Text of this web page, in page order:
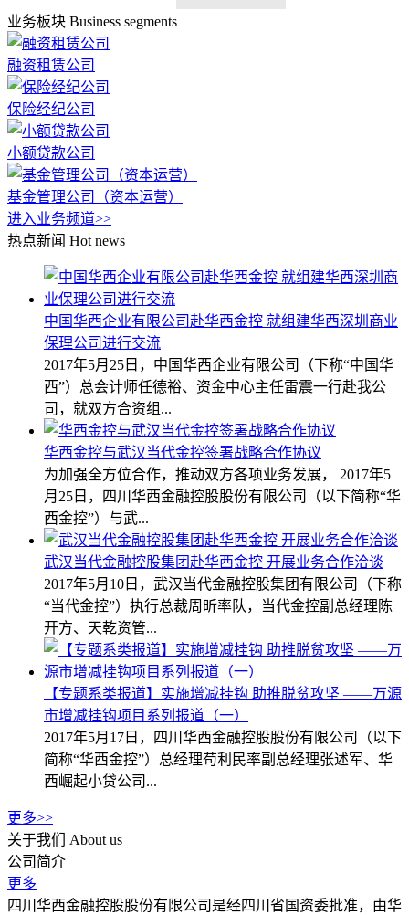
业务板块 Business segments
融资租赁公司
保险经纪公司
小额贷款公司
基金管理公司（资本运营）
进入业务频道>>
热点新闻 Hot news
中国华西企业有限公司赴华西金控 就组建华西深圳商业
保理公司进行交流
2017年5月25日，中国华西企业有限公司（下称“中国华
西”）总会计师任德裕、资金中心主任雷震一行赴我公
司，就双方合资组...
华西金控与武汉当代金控签署战略合作协议
为加强全方位合作，推动双方各项业务发展， 2017年5
月25日，四川华西金融控股股份有限公司（以下简称“华
西金控”）与武...
武汉当代金融控股集团赴华西金控 开展业务合作洽谈
2017年5月10日，武汉当代金融控股集团有限公司（下称
“当代金控”）执行总裁周昕率队，当代金控副总经理陈
开方、天乾资管...
【专题系类报道】实施增减挂钩 助推脱贫攻坚 ——万源
市增减挂钩项目系列报道（一）
2017年5月17日，四川华西金融控股股份有限公司（以下
简称“华西金控”）总经理苟利民率副总经理张述军、华
西崛起小贷公司...
更多>>
关于我们
About us
公司简介
更多
四川华西金融控股股份有限公司是经四川省国资委批准，由华